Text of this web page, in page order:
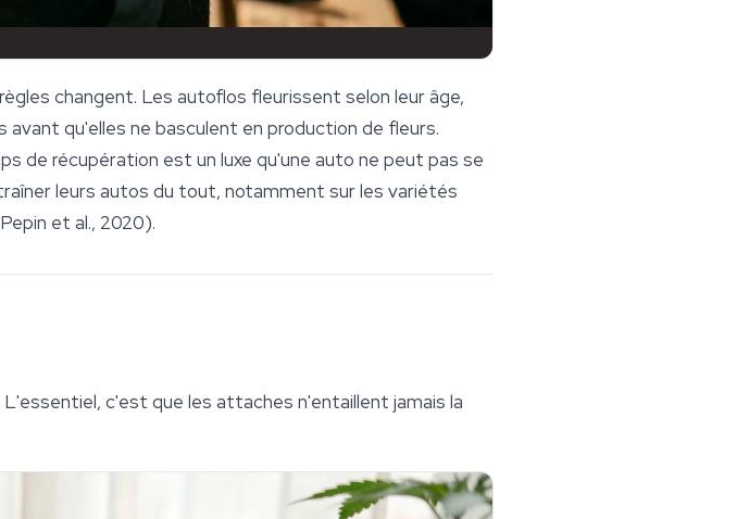
changent. Les autoflos fleurissent selon leur âge,
avant qu'elles ne basculent en production de fleurs.
de récupération est un luxe qu'une auto ne peut pas se
leurs autos du tout, notamment sur les variétés
et al., 2020).
c'est que les attaches n'entaillent jamais la